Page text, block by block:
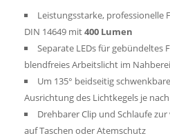
Leistungsstarke, professionelle
DIN 14649 mit400 Lumen
Separate LEDs für gebündeltes
blendfreies Arbeitslicht im
Um 135° beidseitig
Ausrichtung des Lichtkegels je
Drehbarer Clip und Schlaufe
auf Taschen oder Atemschutz